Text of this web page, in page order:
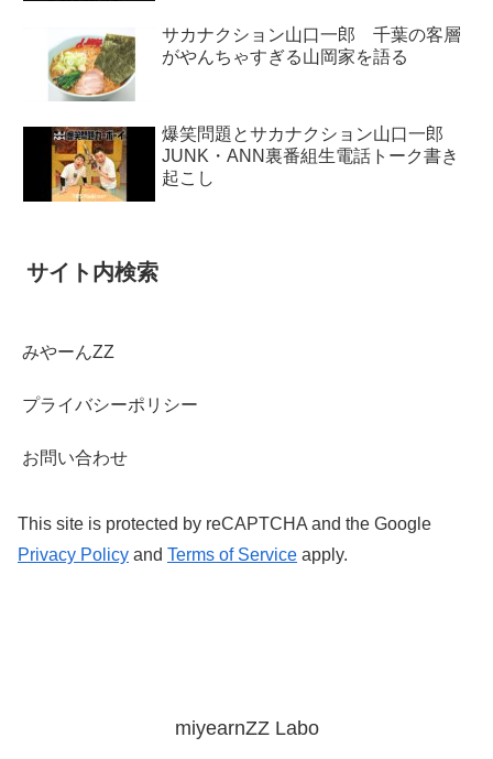
サカナクション山口一郎 千葉の客層
がやんちゃすぎる山岡家を語る
爆笑問題とサカナクション山口一郎
JUNK・ANN裏番組生電話トーク書き
起こし
サイト内検索
みやーんZZ
プライバシーポリシー
お問い合わせ
This site is protected by reCAPTCHA and the Google
Privacy Policy and Terms of Service apply.
miyearnZZ Labo